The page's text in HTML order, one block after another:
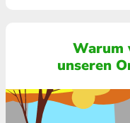
Warum
unseren